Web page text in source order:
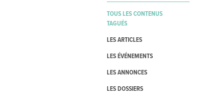
TOUS LES CONTENUS
TAGUÉS
LES ARTICLES
LES ÉVÉNEMENTS
LES ANNONCES
LES DOSSIERS